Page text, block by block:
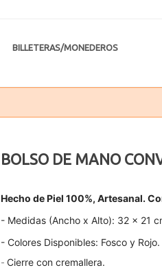
BILLETERAS/MONEDEROS
BOLSO DE MANO
Hecho de Piel 100%, Artesanal.
- Medidas (Ancho x Alto): 32 x 21
- Colores Disponibles: Fosco y Rojo.
- Cierre con cremallera.